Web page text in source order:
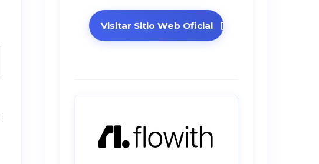
Visitar Sitio Web Oficial